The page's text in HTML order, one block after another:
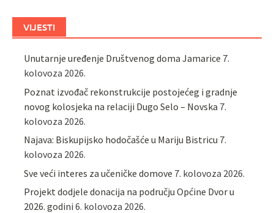
VIJESTI
Unutarnje uređenje Društvenog doma Jamarice 7.
kolovoza 2026.
Poznat izvođač rekonstrukcije postojećeg i gradnje
novog kolosjeka na relaciji Dugo Selo – Novska 7.
kolovoza 2026.
Najava: Biskupijsko hodočašće u Mariju Bistricu 7.
kolovoza 2026.
Sve veći interes za učeničke domove 7. kolovoza 2026.
Projekt dodjele donacija na području Općine Dvor u
2026. godini 6. kolovoza 2026.